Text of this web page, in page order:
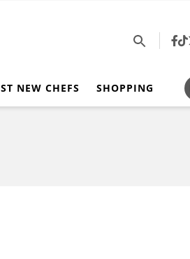
NEW CHEFS SHOPPING